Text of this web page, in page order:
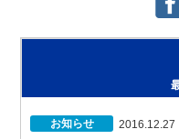
お知らせ
2016.12.27